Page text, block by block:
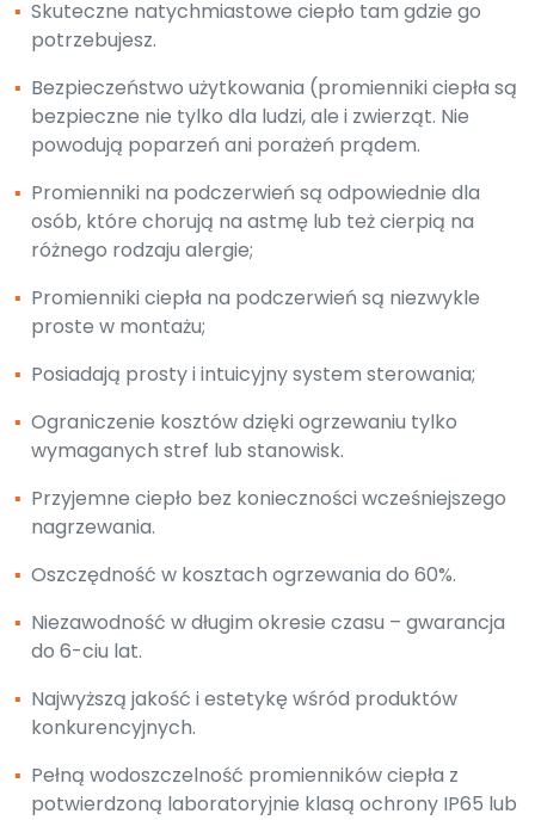
▪ Skuteczne natychmiastowe ciepło tam gdzie go
potrzebujesz.
▪ Bezpieczeństwo użytkowania (promienniki ciepła są
bezpieczne nie tylko dla ludzi, ale i zwierząt. Nie
powodują poparzeń ani porażeń prądem.
▪ Promienniki na podczerwień są odpowiednie dla
osób, które chorują na astmę lub też cierpią na
różnego rodzaju alergie;
▪ Promienniki ciepła na podczerwień są niezwykle
proste w montażu;
▪ Posiadają prosty i intuicyjny system sterowania;
▪ Ograniczenie kosztów dzięki ogrzewaniu tylko
wymaganych stref lub stanowisk.
▪ Przyjemne ciepło bez konieczności wcześniejszego
nagrzewania.
▪ Oszczędność w kosztach ogrzewania do 60%.
▪ Niezawodność w długim okresie czasu – gwarancja
do 6-ciu lat.
▪ Najwyższą jakość i estetykę wśród produktów
konkurencyjnych.
▪ Pełną wodoszczelność promienników ciepła z
potwierdzoną laboratoryjnie klasą ochrony IP65 lub